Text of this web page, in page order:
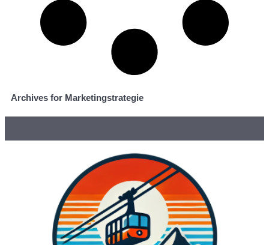
Archives for Marketingstrategie